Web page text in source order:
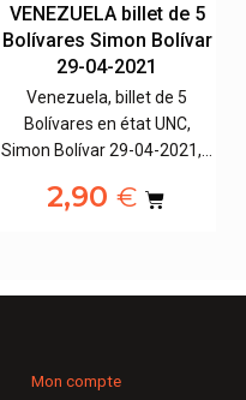
VENEZUELA billet de 5
Bolívares Simon Bolívar
29-04-2021
Venezuela, billet de 5
Bolívares en état UNC,
Simon Bolívar 29-04-2021,…
2,90 €
Mon compte